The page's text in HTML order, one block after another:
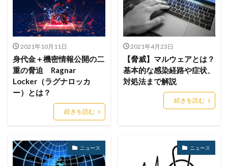
セキュリティ脆弱性
セキュリティ補助金
セキュリティ製品
セキュリティ診断
セブン銀行
ゼロトラスト
センチネルワン
ソース
ソースコード
ソフト
ソフトウェア
ソフトスキル
ソフトバンク
ダークウェブ
タイポスクワッティング
チェック
チェックポイント
チャットワーク
ツール
データ
データフォレンジック
2021年10月11日
身代金＋機密情報公開の二
重の脅迫 Ragnar
Locker（ラグナロッカ
ー）とは？
続きを読む
2021年4月23日
【脅威】マルウェアとは？
基本的な感染経路や症状、
対処法まで解説
続きを読む
ニュース ニュース